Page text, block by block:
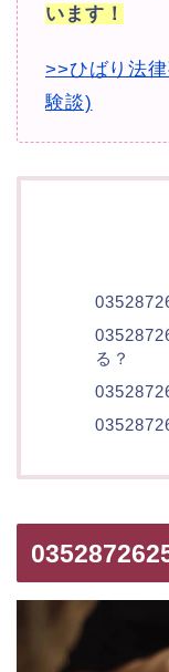
います！
>>ひばり法
験談)
る？